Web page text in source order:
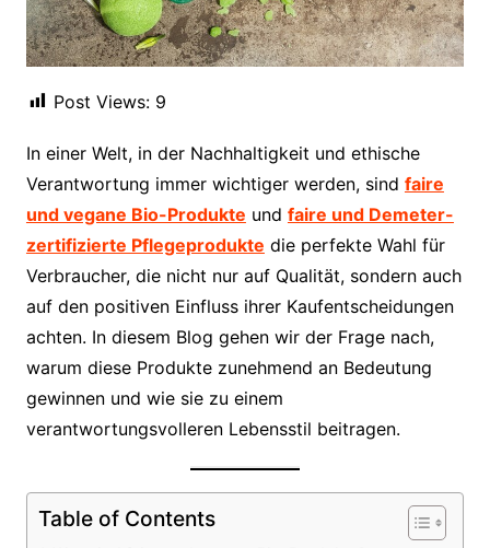
Post Views: 9
In einer Welt, in der Nachhaltigkeit und ethische
Verantwortung immer wichtiger werden, sind faire
und vegane Bio-Produkte und faire und Demeter-
zertifizierte Pflegeprodukte die perfekte Wahl für
Verbraucher, die nicht nur auf Qualität, sondern auch
auf den positiven Einfluss ihrer Kaufentscheidungen
achten. In diesem Blog gehen wir der Frage nach,
warum diese Produkte zunehmend an Bedeutung
gewinnen und wie sie zu einem
verantwortungsvolleren Lebensstil beitragen.
Table of Contents